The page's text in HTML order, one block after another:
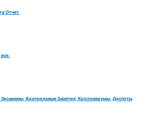
Отчет.
Контрольные Занятия, Коллоквиумы, Диспуты